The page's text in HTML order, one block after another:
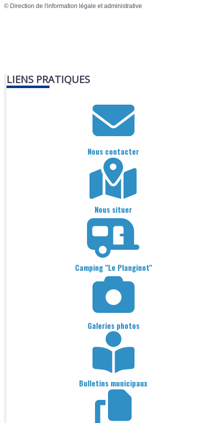
© Direction de l'information légale et administrative
LIENS PRATIQUES
Nous contacter
Nous situer
Camping "Le Planginot"
Galeries photos
Bulletins municipaux